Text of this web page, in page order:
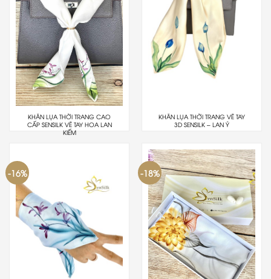
KHĂN LỤA THỜI TRANG CAO
CẤP SENSILK VẼ TAY HOA LAN
KIẾM
KHĂN LỤA THỜI TRANG VẼ TAY
3D SENSILK – LAN Ý
-16% -18%